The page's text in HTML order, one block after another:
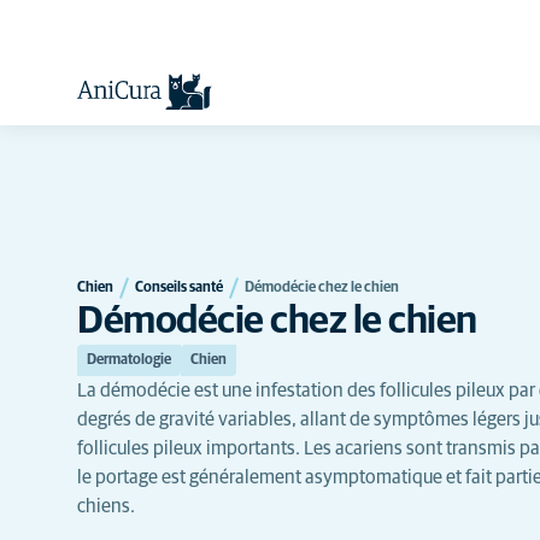
Chien Conseils santé Démodécie chez le chien
Démodécie chez le chien
Dermatologie Chien
La démodécie est une infestation des follicules pileux
degrés de gravité variables, allant de symptômes légers
follicules pileux importants. Les acariens sont transmis
le portage est généralement asymptomatique et fait
chiens.